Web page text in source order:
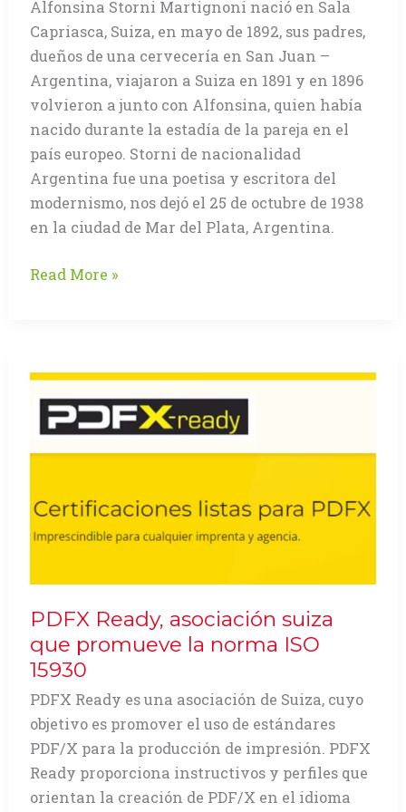
Alfonsina Storni Martignoni nació en Sala
Capriasca, Suiza, en mayo de 1892, sus padres,
dueños de una cervecería en San Juan –
Argentina, viajaron a Suiza en 1891 y en 1896
volvieron a junto con Alfonsina, quien había
nacido durante la estadía de la pareja en el
país europeo. Storni de nacionalidad
Argentina fue una poetisa y escritora del
modernismo, nos dejó el 25 de octubre de 1938
en la ciudad de Mar del Plata, Argentina.
Alfonsina
el
mar):
Alma
Read More »
PDFX Ready, asociación suiza
que promueve la norma ISO
15930
PDFX Ready es una asociación de Suiza, cuyo
objetivo es promover el uso de estándares
PDF/X para la producción de impresión. PDFX
Ready proporciona instructivos y perfiles que
orientan la creación de PDF/X en el idioma